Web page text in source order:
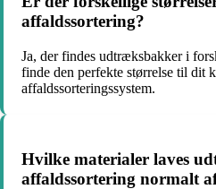
affaldssortering?
Ja, der findes udtræksbakker i
finde den perfekte størrelse til dit
affaldssorteringssystem.
Hvilke materialer laves
affaldssortering normalt